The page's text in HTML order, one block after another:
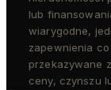
lub
wiarygodne,
zapewnienia
przekazywane
ceny, czynszu